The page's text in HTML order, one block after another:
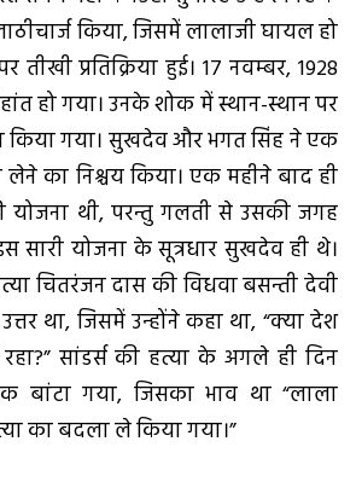
किया, जिसमें लालाजी घायल हो
प्रतिक्रिया हुई। 17 नवम्बर, 1928
हो गया। उनके शोक में स्थान-स्थान पर
गया। सुखदेव और भगत सिंह ने एक
का निश्चय किया। एक महीने बाद ही
योजना थी, परन्तु गलती से उसकी जगह
सारी योजना के सूत्रधार सुखदेव ही थे।
चितरंजन दास की विधवा बसन्ती देवी
था, जिसमें उन्होंने कहा था, “क्या देश
सांडर्स की हत्या के अगले ही दिन
बांटा गया, जिसका भाव था “लाला
का बदला ले किया गया।”